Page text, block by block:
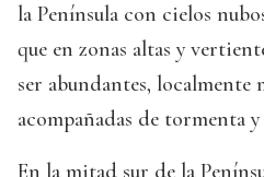
la Península con cielos
que en zonas altas y
ser abundantes, localmente
acompañadas de tormenta